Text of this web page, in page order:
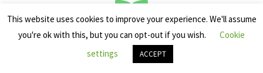
Libri
This website uses cookies to improve your experience. We'll assume
you're ok with this, but you can opt-out if you wish.
Cookie
settings
ACCEPT